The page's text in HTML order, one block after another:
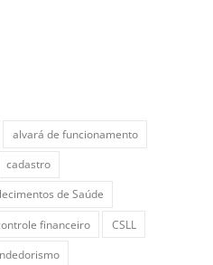
alvará de funcionamento
cadastro
de Saúde
financeiro
CSLL